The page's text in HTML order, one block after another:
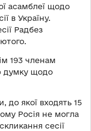
асамблеї щодо
в Україну.
Радбез
193 членам
думку щодо
до якої входять 15
Росія не могла
сесії